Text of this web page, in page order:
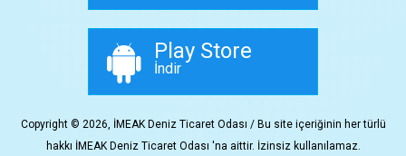
Play Store
İndir
Copyright © 2026, İMEAK Deniz Ticaret Odası / Bu site içeriğinin her türlü
hakkı İMEAK Deniz Ticaret Odası 'na aittir. İzinsiz kullanılamaz.